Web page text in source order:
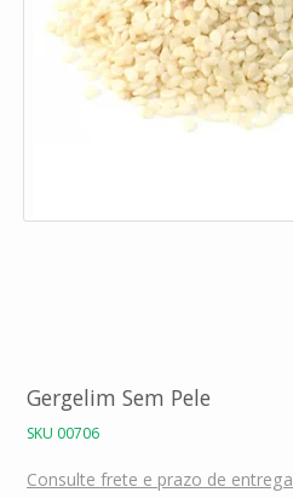
Gergelim Sem Pele
SKU 00706
Consulte frete e prazo de entrega